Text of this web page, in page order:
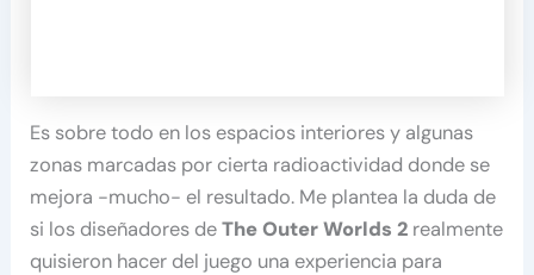
Es sobre todo en los espacios interiores y algunas
zonas marcadas por cierta radioactividad donde se
mejora -mucho- el resultado. Me plantea la duda de
si los diseñadores deThe Outer Worlds 2 realmente
quisieron hacer del juego una experiencia para